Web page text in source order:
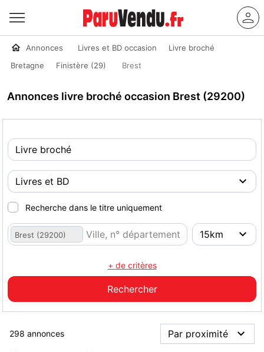
Annonces Livres et BD occasion
Livre broché
Bretagne
Finistère (29) Brest
Annonces livre broché occasion Brest (29200)
Recherche dans le titre uniquement
Brest (29200)
+ de critères
298 annonces